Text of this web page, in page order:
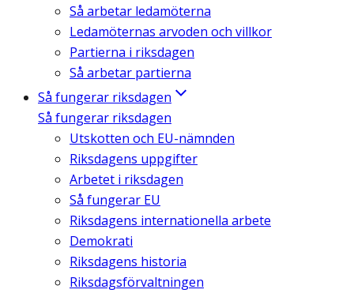
Så arbetar ledamöterna
Ledamöternas arvoden och villkor
Partierna i riksdagen
Så arbetar partierna
Så fungerar riksdagen
Så fungerar riksdagen
Utskotten och EU-nämnden
Riksdagens uppgifter
Arbetet i riksdagen
Så fungerar EU
Riksdagens internationella arbete
Demokrati
Riksdagens historia
Riksdagsförvaltningen